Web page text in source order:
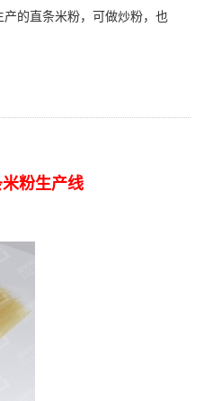
的直条米粉，可做炒粉，也
粉生产线